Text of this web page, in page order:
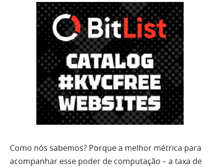
Como nós sabemos? Porque a melhor métrica para
acompanhar esse poder de computação – a taxa de